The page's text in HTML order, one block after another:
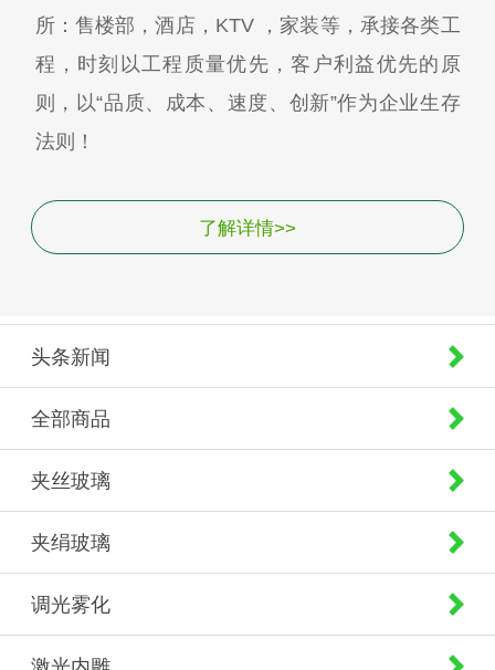
所：售楼部，酒店，KTV ，家装等，承接各类工
程，时刻以工程质量优先，客户利益优先的原
则，以“品质、成本、速度、创新”作为企业生存
法则！
了解详情>>
头条新闻
全部商品
夹丝玻璃
夹绢玻璃
调光雾化